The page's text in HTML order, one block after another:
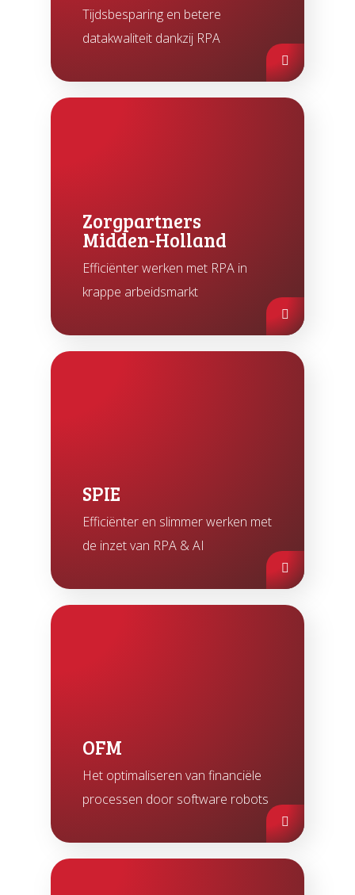
Tijdsbesparing en betere
datakwaliteit dankzij RPA
Zorgpartners
Midden-Holland
Efficiënter werken met RPA in
krappe arbeidsmarkt
SPIE
Efficiënter en slimmer werken met
de inzet van RPA & AI
OFM
Het optimaliseren van financiële
processen door software robots